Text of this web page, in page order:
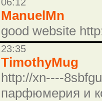
ManuelMn
good website
23:35
TimothyMug
http://xn----
парфюмерия и